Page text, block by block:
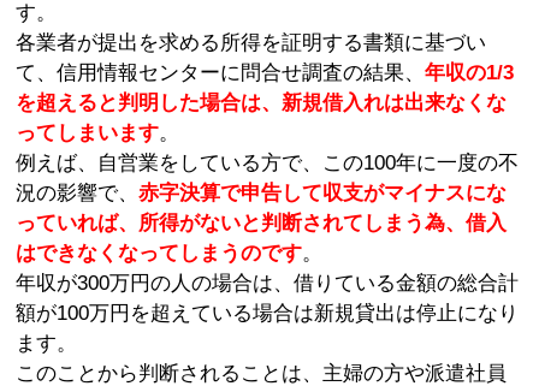
す。
各業者が提出を求める所得を証明する書類に基づい
て、信用情報センターに問合せ調査の結果、年収の1/3
を超えると判明した場合は、新規借入れは出来なくな
ってしまいます。
例えば、自営業をしている方で、この100年に一度の不
況の影響で、赤字決算で申告して収支がマイナスにな
っていれば、所得がないと判断されてしまう為、借入
はできなくなってしまうのです。
年収が300万円の人の場合は、借りている金額の総合計
額が100万円を超えている場合は新規貸出は停止になり
ます。
このことから判断されることは、主婦の方や派遣社員